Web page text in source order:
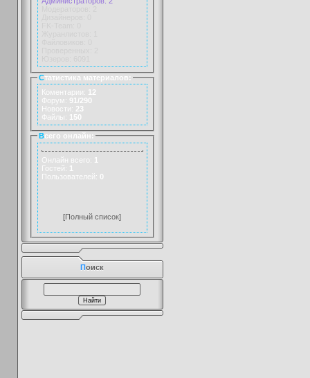
Статистика материалов:
Коментарии: 12
Форум: 91/290
Новости: 23
Файлы: 150
Всего онлайн:
Онлайн всего: 1
Гостей: 1
Пользователей: 0
[Полный список]
Поиск